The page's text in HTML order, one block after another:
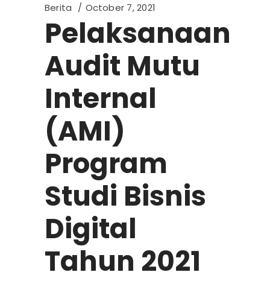
Berita October 7, 2021
Pelaksanaan
Audit Mutu
Internal
(AMI)
Program
Studi Bisnis
Digital
Tahun 2021